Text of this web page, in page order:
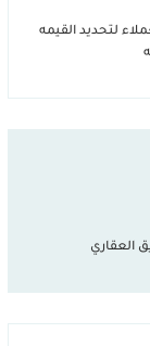
لتحديد القيمه
العقاري